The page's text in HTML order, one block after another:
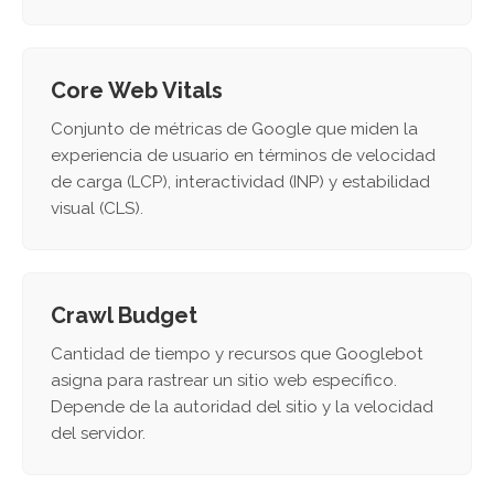
Core Web Vitals
Conjunto de métricas de Google que miden la
experiencia de usuario en términos de velocidad
de carga (LCP), interactividad (INP) y estabilidad
visual (CLS).
Crawl Budget
Cantidad de tiempo y recursos que Googlebot
asigna para rastrear un sitio web específico.
Depende de la autoridad del sitio y la velocidad
del servidor.